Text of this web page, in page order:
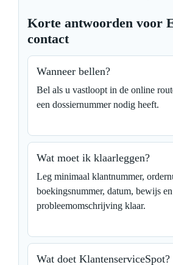
Korte antwoorden voor
contact
Wanneer bellen?
Bel als u vastloopt in de online
een dossiernummer nodig heeft.
Wat moet ik klaarleggen?
Leg minimaal klantnummer,
boekingsnummer, datum, bewijs
probleemomschrijving klaar.
Wat doet KlantenserviceSpot?